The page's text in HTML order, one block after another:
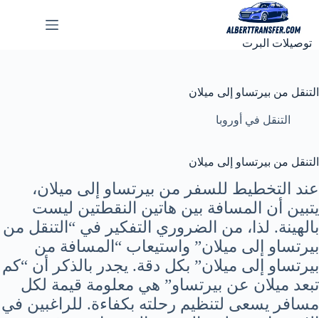
المحتوى
توصيلات البرت
التنقل من بيرتساو إلى ميلان
التنقل في أوروبا
التنقل من بيرتساو إلى ميلان
عند التخطيط للسفر من بيرتساو إلى ميلان،
يتبين أن المسافة بين هاتين النقطتين ليست
بالهينة. لذا، من الضروري التفكير في “التنقل من
بيرتساو إلى ميلان” واستيعاب “المسافة من
بيرتساو إلى ميلان” بكل دقة. يجدر بالذكر أن “كم
تبعد ميلان عن بيرتساو” هي معلومة قيمة لكل
مسافر يسعى لتنظيم رحلته بكفاءة. للراغبين في